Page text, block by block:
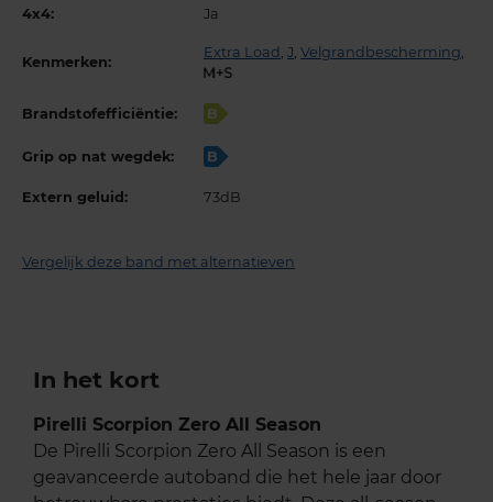
4x4: Ja
Kenmerken:
Extra Load J Velgrandbescherming
Brandstofefficiëntie: B
Grip op nat wegdek: B
Extern geluid: 73dB
Vergelijk deze band met alternatieven
In het kort
Pirelli Scorpion Zero All Season
De Pirelli Scorpion Zero All Season is een
geavanceerde autoband die het hele jaar door